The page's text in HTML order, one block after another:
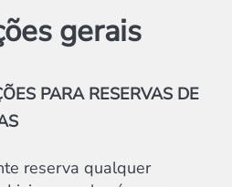
gerais
PARA RESERVAS DE
reserva qualquer